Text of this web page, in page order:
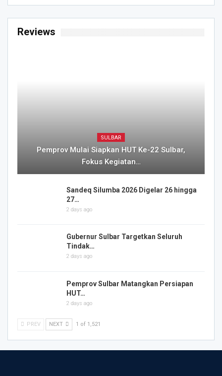
Reviews
SULBAR
Pemprov Mulai Siapkan HUT Ke-22 Sulbar,
Fokus Kegiatan…
Sandeq Silumba 2026 Digelar 26 hingga
27…
2 days ago
Gubernur Sulbar Targetkan Seluruh
Tindak…
2 days ago
Pemprov Sulbar Matangkan Persiapan
HUT…
2 days ago
PREV NEXT 1 of 1,521